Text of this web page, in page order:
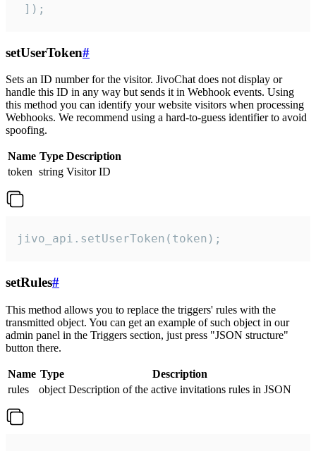
]);
setUserToken#
Sets an ID number for the visitor. JivoChat does not display or
handle this ID in any way but sends it in Webhook events. Using
this method you can identify your website visitors when processing
Webhooks. We recommend using a hard-to-guess identifier to avoid
spoofing.
Name Type Description
token string Visitor ID
jivo_api.setUserToken(token);
setRules#
This method allows you to replace the triggers' rules with the
transmitted object. You can get an example of such object in our
admin panel in the Triggers section, just press "JSON structure"
button there.
Name Type
Description
rules
object Description of the active invitations rules in JSON